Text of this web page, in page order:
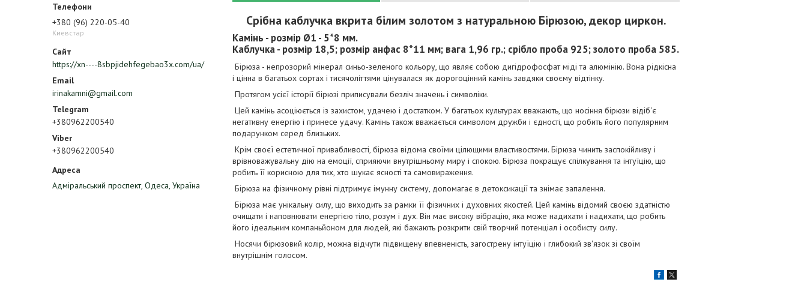
+380 (96) 220-05-40
Киевстар
https://xn----8sbpjidehfegebao3x.com/ua/
irinakamni@gmail.com
+380962200540
+380962200540
Адміральський проспект, Одеса, Україна
Срібна каблучка вкрита білим золотом з натуральною Бірюзою, декор циркон.
Камінь - розмір Ø1 - 5*8 мм.
Каблучка - розмір 18,5; розмір анфас 8*11 мм; вага 1,96 гр.; срібло проба 925; золото проба 585.
Бірюза - непрозорий мінерал синьо-зеленого кольору, що являє собою дигідрофосфат міді та алюмінію. Вона рідкісна
і цінна в багатьох сортах і тисячоліттями цінувалася як дорогоцінний камінь завдяки своєму відтінку.
Протягом усієї історії бірюзі приписували безліч значень і символіки.
Цей камінь асоціюється із захистом, удачею і достатком. У багатьох культурах вважають, що носіння бірюзи відіб'є
негативну енергію і принесе удачу. Камінь також вважається символом дружби і єдності, що робить його популярним
подарунком серед близьких.
Крім своєї естетичної привабливості, бірюза відома своїми цілющими властивостями. Бірюза чинить заспокійливу і
врівноважувальну дію на емоції, сприяючи внутрішньому миру і спокою. Бірюза покращує спілкування та інтуїцію, що
робить її корисною для тих, хто шукає ясності та самовираження.
Бірюза на фізичному рівні підтримує імунну систему, допомагає в детоксикації та знімає запалення.
Бірюза має унікальну силу, що виходить за рамки її фізичних і духовних якостей. Цей камінь відомий своєю здатністю
очищати і наповнювати енергією тіло, розум і дух. Він має високу вібрацію, яка може надихати і надихати, що робить
його ідеальним компаньйоном для людей, які бажають розкрити свій творчий потенціал і особисту силу.
Носячи бірюзовий колір, можна відчути підвищену впевненість, загострену інтуїцію і глибокий зв'язок зі своїм
внутрішнім голосом.